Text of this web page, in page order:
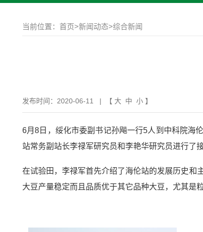
当前位置： 首页>新闻动态>综合新闻
发布时间：2020-06-11 | 【 大 中 小 】
6月8日，绥化市委副书记孙飚一行5人到中科院海
站常务副站长李禄军研究员和李艳华研究员进行了接
在试验田，李禄军首先介绍了海伦站的发展历史和
大豆产量稳定而且品质优于其它品种大豆，尤其是